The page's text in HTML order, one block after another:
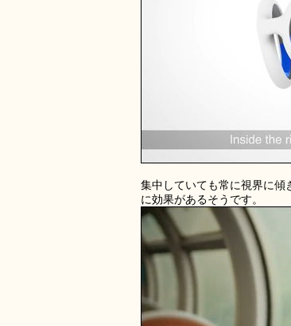
集中していても常に視界に傾
に効果があるそうです。